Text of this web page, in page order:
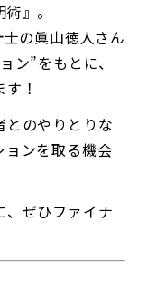
』。
の眞山徳人さん
ン”をもとに、
！
とのやりとりな
ョンを取る機会
、ぜひファイナ